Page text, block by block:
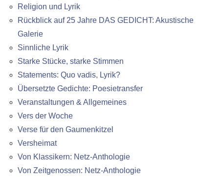
Religion und Lyrik
Rückblick auf 25 Jahre DAS GEDICHT: Akustische
Galerie
Sinnliche Lyrik
Starke Stücke, starke Stimmen
Statements: Quo vadis, Lyrik?
Übersetzte Gedichte: Poesietransfer
Veranstaltungen & Allgemeines
Vers der Woche
Verse für den Gaumenkitzel
Versheimat
Von Klassikern: Netz-Anthologie
Von Zeitgenossen: Netz-Anthologie